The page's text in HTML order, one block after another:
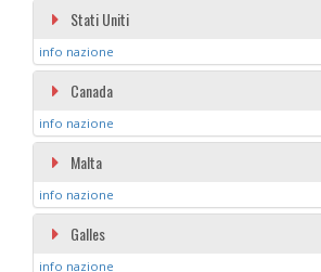
Stati Uniti
info nazione
Canada
info nazione
Malta
info nazione
Galles
info nazione